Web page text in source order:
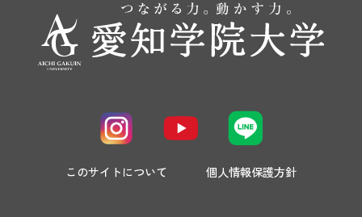
このサイトについて 個人情報保護方針